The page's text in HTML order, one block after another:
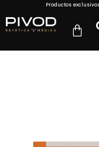
Productos